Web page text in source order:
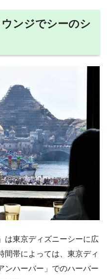
ンジでシーのシ
は東京ディズニーシーに広
間帯によっては、東京ディ
ンハーバー」でのハーバー